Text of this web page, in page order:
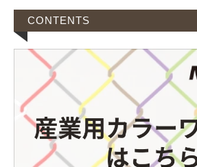
CONTENTS